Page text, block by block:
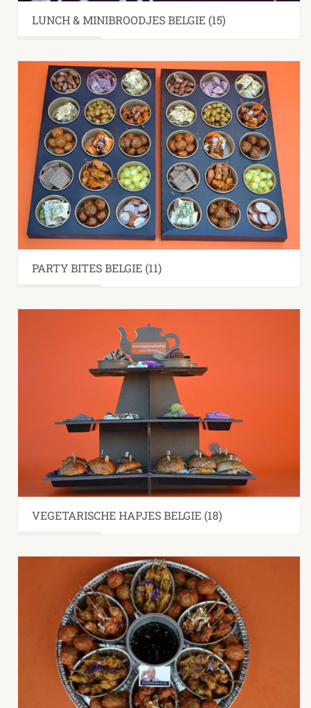
LUNCH & MINIBROODJES BELGIE (15)
PARTY BITES BELGIE (11)
VEGETARISCHE HAPJES BELGIE (18)